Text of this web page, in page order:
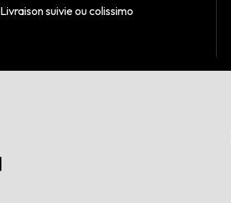
Livraison suivie ou colissimo